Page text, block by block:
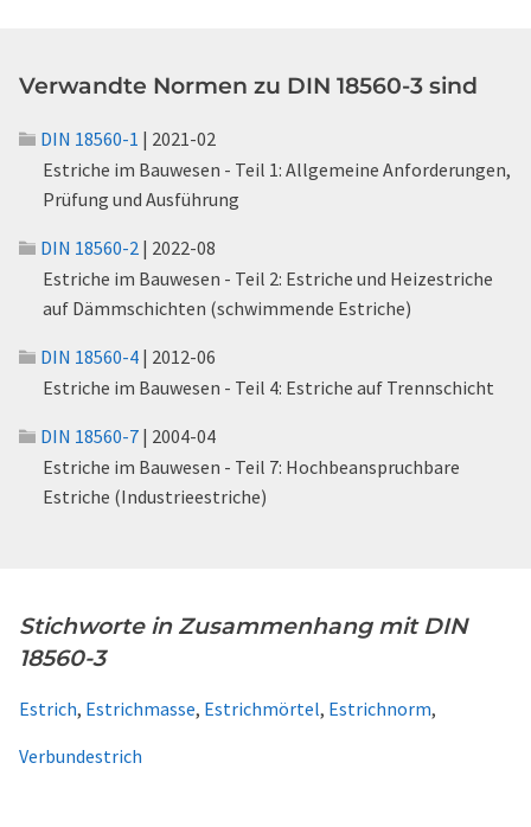
Verwandte Normen zu DIN 18560-3 sind
DIN 18560-1 | 2021-02
Estriche im Bauwesen - Teil 1: Allgemeine Anforderungen,
Prüfung und Ausführung
DIN 18560-2 | 2022-08
Estriche im Bauwesen - Teil 2: Estriche und Heizestriche
auf Dämmschichten (schwimmende Estriche)
DIN 18560-4 | 2012-06
Estriche im Bauwesen - Teil 4: Estriche auf Trennschicht
DIN 18560-7 | 2004-04
Estriche im Bauwesen - Teil 7: Hochbeanspruchbare
Estriche (Industrieestriche)
Stichworte in Zusammenhang mit DIN
18560-3
Estrich, Estrichmasse, Estrichmörtel, Estrichnorm,
Verbundestrich